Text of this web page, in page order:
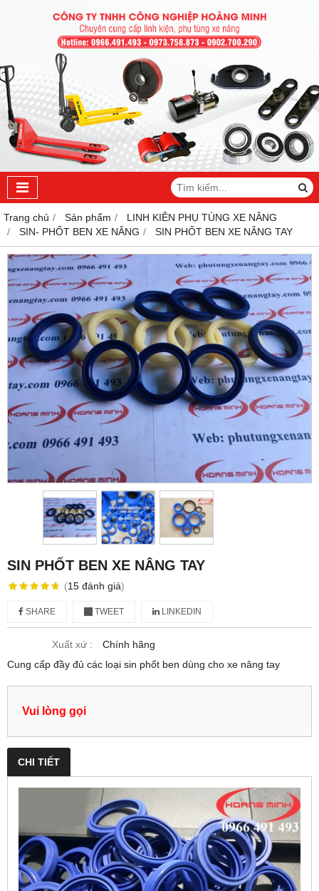
Trang chủ Sản phẩm
LINH KIÊN PHỤ TÙNG XE NÂNG
SIN- PHỐT BEN XE NÂNG
SIN PHỐT BEN XE NÂNG TAY
SIN PHỐT BEN XE NÂNG TAY
(15 đánh giá)
SHARE TWEET LINKEDIN
Xuất xứ :
Chính hãng
Cung cấp đầy đủ các loại sin phốt ben dùng cho xe nâng tay
Vui lòng gọi
CHI TIẾT